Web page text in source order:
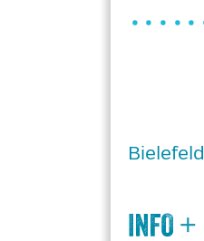
Bielefeld